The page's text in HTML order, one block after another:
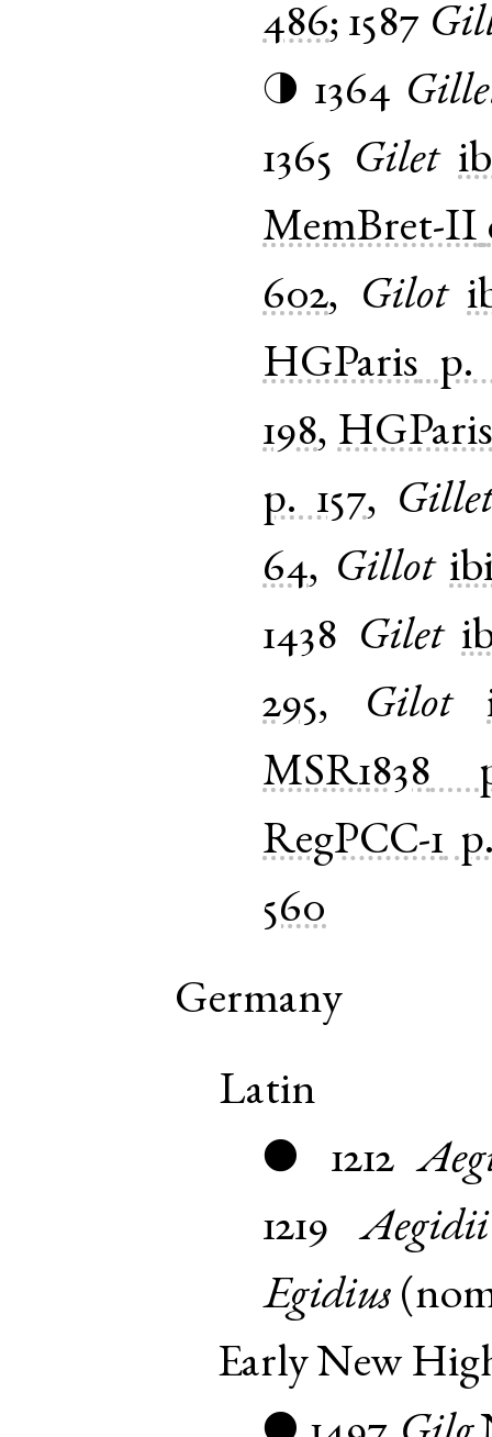
486; 1587
◑ 1364
1365 Gilet
MemBret-II
602, Gilot
HGParis p.
198,
p. 157,
64, Gillot
1438 Gilet
295, Gilot
MSR1838
RegPCC-1
560
Germany
Latin
● 1212
1219
Aegidii
Egidius (
Early New